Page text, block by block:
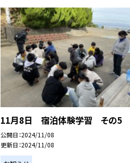
11月8日 宿泊体験学習 その5
公開日 2024/11/08
更新日 2024/11/08